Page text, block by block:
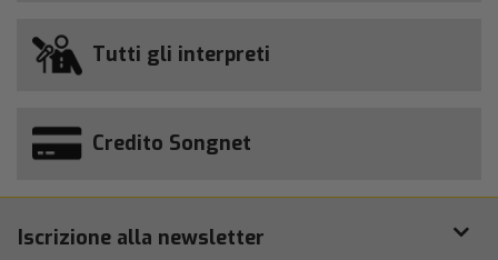
Tutti gli interpreti
Credito Songnet
Iscrizione alla newsletter